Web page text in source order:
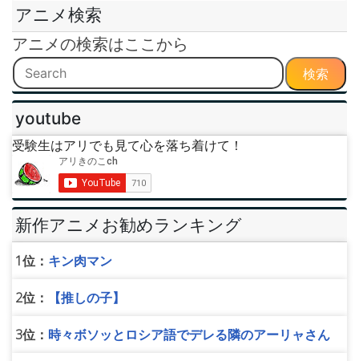
アニメ検索
アニメの検索はここから
検索
youtube
受験生はアリでも見て心を落ち着けて！
新作アニメお勧めランキング
1位： キン肉マン
2位： 【推しの子】
3位： 時々ボソッとロシア語でデレる隣のアーリャさん